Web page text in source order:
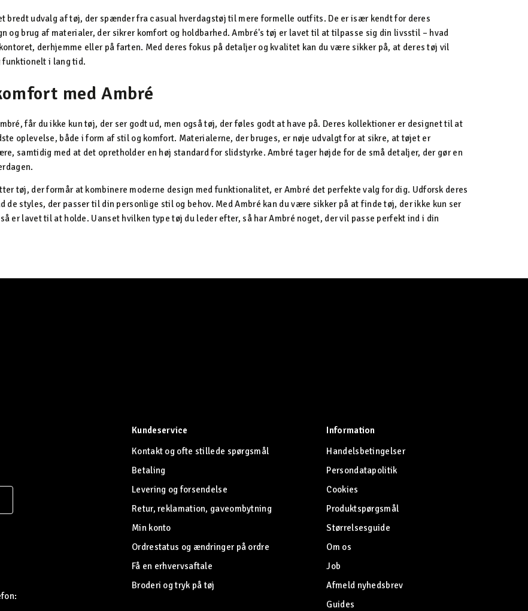
bredt udvalg af tøj, der spænder fra casual hverdagstøj til mere formelle outfits. De er især kendt for deres
og brug af materialer, der sikrer komfort og holdbarhed. Ambré's tøj er lavet til at tilpasse sig din livsstil – hvad
derhjemme eller på farten. Med deres fokus på detaljer og kvalitet kan du være sikker på, at deres tøj vil
funktionelt i lang tid.
med Ambré
får du ikke kun tøj, der ser godt ud, men også tøj, der føles godt at have på. Deres kollektioner er designet til at
oplevelse, både i form af stil og komfort. Materialerne, der bruges, er nøje udvalgt for at sikre, at tøjet er
samtidig med at det opretholder en høj standard for slidstyrke. Ambré tager højde for de små detaljer, der gør en
tøj, der formår at kombinere moderne design med funktionalitet, er Ambré det perfekte valg for dig. Udforsk deres
de styles, der passer til din personlige stil og behov. Med Ambré kan du være sikker på at finde tøj, der ikke kun ser
er lavet til at holde. Uanset hvilken type tøj du leder efter, så har Ambré noget, der vil passe perfekt ind i din
Kundeservice
Kontakt og ofte stillede spørgsmål
Betaling
Levering og forsendelse
Retur, reklamation, gaveombytning
Min konto
Ordrestatus og ændringer på ordre
Få en erhvervsaftale
Broderi og tryk på tøj
Information
Handelsbetingelser
Persondatapolitik
Cookies
Produktspørgsmål
Størrelsesguide
Om os
Job
Afmeld nyhedsbrev
Guides